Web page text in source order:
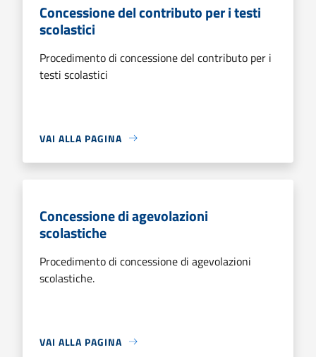
Concessione del contributo per i testi
scolastici
Procedimento di concessione del contributo per i
testi scolastici
VAI ALLA PAGINA
Concessione di agevolazioni
scolastiche
Procedimento di concessione di agevolazioni
scolastiche.
VAI ALLA PAGINA